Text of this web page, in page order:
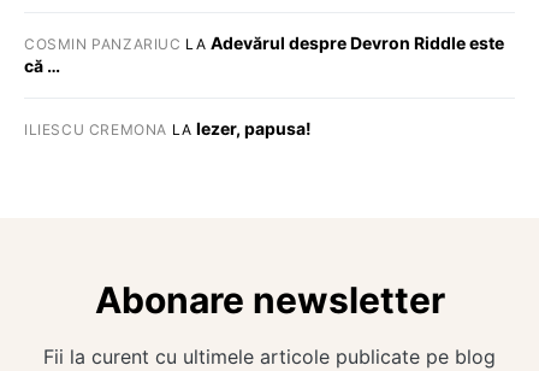
COSMIN PANZARIUC LA Adevărul despre Devron Riddle este
că …
ILIESCU CREMONA LA Iezer, papusa!
Abonare newsletter
Fii la curent cu ultimele articole publicate pe blog